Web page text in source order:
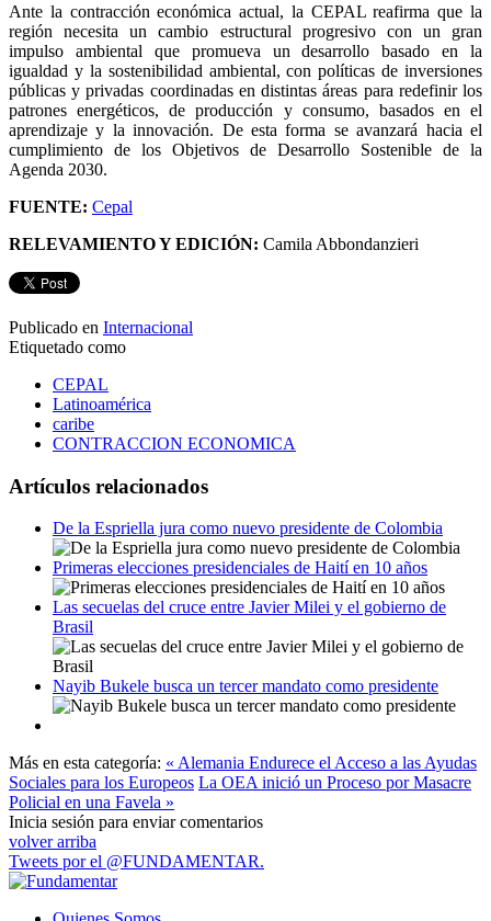
Ante la contracción económica actual, la CEPAL reafirma que la
región necesita un cambio estructural progresivo con un gran
impulso ambiental que promueva un desarrollo basado en la
igualdad y la sostenibilidad ambiental, con políticas de inversiones
públicas y privadas coordinadas en distintas áreas para redefinir los
patrones energéticos, de producción y consumo, basados en el
aprendizaje y la innovación. De esta forma se avanzará hacia el
cumplimiento de los Objetivos de Desarrollo Sostenible de la
Agenda 2030.
FUENTE: Cepal
RELEVAMIENTO Y EDICIÓN: Camila Abbondanzieri
Publicado en Internacional
Etiquetado como
CEPAL
Latinoamérica
caribe
CONTRACCION ECONOMICA
Artículos relacionados
De la Espriella jura como nuevo presidente de Colombia
Primeras elecciones presidenciales de Haití en 10 años
Las secuelas del cruce entre Javier Milei y el gobierno de
Brasil
Nayib Bukele busca un tercer mandato como presidente
Más en esta categoría: « Alemania Endurece el Acceso a las Ayudas
Sociales para los Europeos La OEA inició un Proceso por Masacre
Policial en una Favela »
Inicia sesión para enviar comentarios
volver arriba
Tweets por el @FUNDAMENTAR.